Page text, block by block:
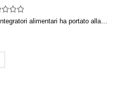
alimentari ha portato alla…